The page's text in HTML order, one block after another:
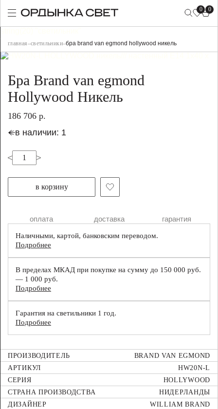
0 0
главная–светильники–бра brand van egmond hollywood никель
Бра Brand van egmond
Hollywood Никель
186 706 р.
в наличии: 1
в корзину
оплата доставка гарантия
Наличными, картой, банковским переводом.
Подробнее
В пределах МКАД при покупке на сумму до 150 000 руб.
— 1 000 руб.
Подробнее
Гарантия на светильники 1 год.
Подробнее
ПРОИЗВОДИТЕЛЬ
BRAND VAN EGMOND
АРТИКУЛ
HW20N-L
СЕРИЯ
HOLLYWOOD
СТРАНА ПРОИЗВОДСТВА
НИДЕРЛАНДЫ
ДИЗАЙНЕР
WILLIAM BRAND